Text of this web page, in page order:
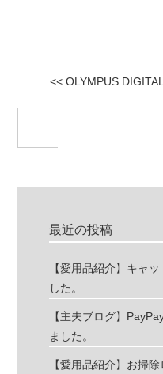
<< OLYMPUS
最近の投稿
【愛用品紹介】キャ
した。
【主夫ブログ】
ました。
【愛用品紹介】お掃